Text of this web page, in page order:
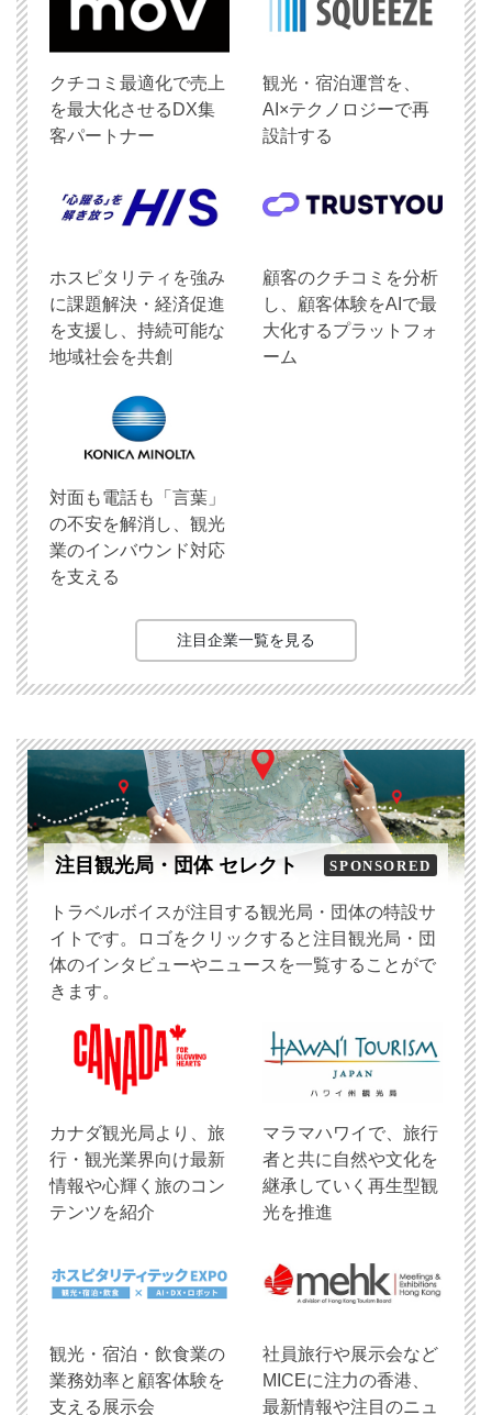
クチコミ最適化で売上
を最大化させるDX集
客パートナー
観光・宿泊運営を、
AI×テクノロジーで再
設計する
ホスピタリティを強み
に課題解決・経済促進
を支援し、持続可能な
地域社会を共創
顧客のクチコミを分析
し、顧客体験をAIで最
大化するプラットフォ
ーム
対面も電話も「言葉」
の不安を解消し、観光
業のインバウンド対応
を支える
注目企業一覧を見る
注目観光局・団体 セレクト SPONSORED
トラベルボイスが注目する観光局・団体の特設サ
イトです。ロゴをクリックすると注目観光局・団
体のインタビューやニュースを一覧することがで
きます。
​カナダ観光局より、旅
行・観光業界向け最新
情報や心輝く旅のコン
テンツを紹介
マラマハワイで、旅行
者と共に自然や文化を
継承していく再生型観
光を推進
観光・宿泊・飲食業の
業務効率と顧客体験を
支える展示会
社員旅行や展示会など
MICEに注力の香港、
最新情報や注目のニュ